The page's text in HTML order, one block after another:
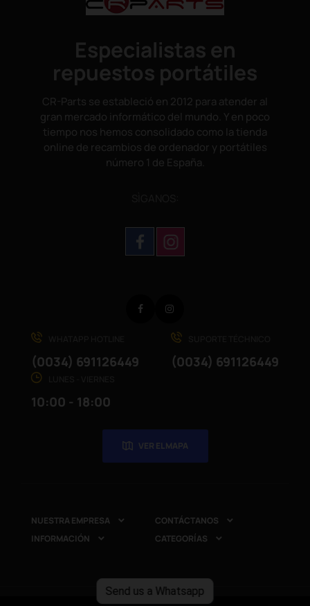
Send us a Whatsapp
Especialistas en
repuestos portátiles
CR-Parts se estableció en 2012 para atender al
gran mercado informático del mundo. Y en poco
tiempo nos hemos consolidado como la tienda
online de recambios de ordenador y portátiles
número 1 de España.
(0034) 691126449 (0034) 691126449
10:00 - 18:00
VER EL MAPA
Facebook
NUESTRA EMPRESA  CONTÁCTANOS 
INFORMACIÓN  CATEGORÍAS 